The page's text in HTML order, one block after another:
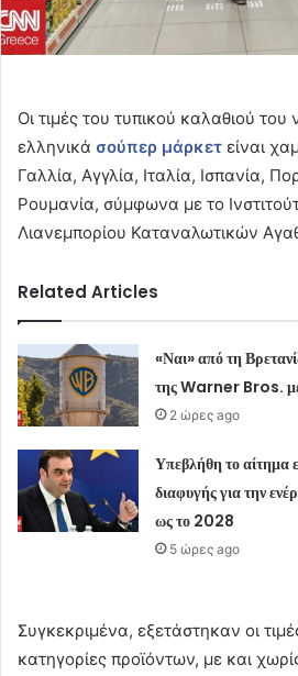
Οι τιμές του τυπικού καλαθιού του
ελληνικά σούπερ μάρκετ είναι
Γαλλία, Αγγλία, Ιταλία, Ισπανία,
Ρουμανία, σύμφωνα με το
Λιανεμπορίου Καταναλωτικών
Related Articles
«Ναι» από τη
της Warner Bros.
2 ώρες ago
Υπεβλήθη το αίτημα
διαφυγής για την
ως το 2028
5 ώρες ago
Συγκεκριμένα, εξετάστηκαν οι
κατηγορίες προϊόντων, με και